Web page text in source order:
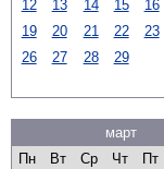
12 13 14 15 16
19
20 21 22 23
26
27 28 29
март
Пн
Вт Ср Чт Пт